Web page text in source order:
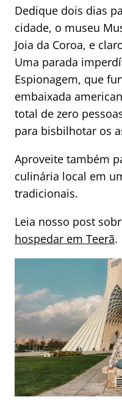
Dedique dois dias
cidade, o museu
Joia da Coroa, e
Uma parada
Espionagem, que
embaixada
total de zero
para bisbilhotar os
Aproveite também
culinária local em
tradicionais.
Leia nosso post
hospedar em Teerã.